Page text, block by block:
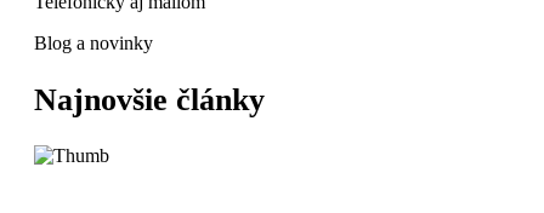
Blog a novinky
Najnovšie články